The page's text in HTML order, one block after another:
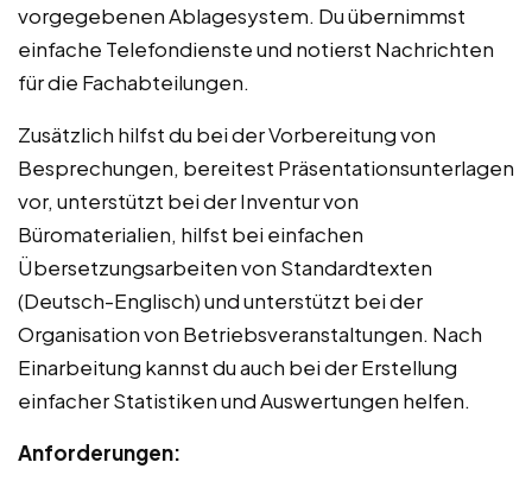
vorgegebenen Ablagesystem. Du übernimmst
einfache Telefondienste und notierst Nachrichten
für die Fachabteilungen.
Zusätzlich hilfst du bei der Vorbereitung von
Besprechungen, bereitest Präsentationsunterlagen
vor, unterstützt bei der Inventur von
Büromaterialien, hilfst bei einfachen
Übersetzungsarbeiten von Standardtexten
(Deutsch-Englisch) und unterstützt bei der
Organisation von Betriebsveranstaltungen. Nach
Einarbeitung kannst du auch bei der Erstellung
einfacher Statistiken und Auswertungen helfen.
Anforderungen: